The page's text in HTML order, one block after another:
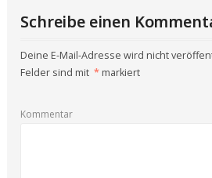
Schreibe einen
Deine E-Mail-Adresse wird nicht
Felder sind mit * markiert
Kommentar